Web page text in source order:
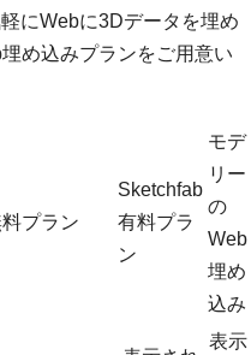
にWebに3Dデータを埋め
め込みプランをご用意い
プラン
Sketchfab
有料プラ
ン
モデ
リー
の
Web
埋め
込み
表示